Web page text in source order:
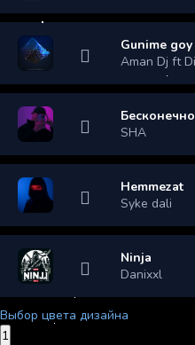
Gunime goy
Aman Dj ft
SHA
Hemmezat
Syke dali
Ninja
Danixxl
Выбор цвета дизайна
1